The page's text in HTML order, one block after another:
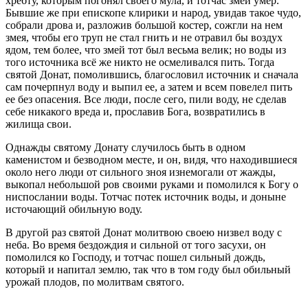
Бывшие же при епископе клирики и народ, увидав такое чудо,
собрали дрова и, разложив большой костер, сожгли на нем
змея, чтобы его труп не стал гнить и не отравил бы воздух
ядом, тем более, что змей тот был весьма велик; но воды из
того источника всё же никто не осмеливался пить. Тогда
святой Донат, помолившись, благословил источник и сначала
сам почерпнул воду и выпил ее, а затем и всем повелел пить
ее без опасения. Все люди, после сего, пили воду, не сделав
себе никакого вреда и, прославив Бога, возвратились в
жилища свои.
Однажды святому Донату случилось быть в одном
каменистом и безводном месте, и он, видя, что находившиеся
около него люди от сильного зноя изнемогали от жажды,
выкопал небольшой ров своими руками и помолился к Богу о
ниспослании воды. Тотчас потек источник воды, и доныне
источающий обильную воду.
В другой раз святой Донат молитвою своею низвел воду с
неба. Во время бездождия и сильной от того засухи, он
помолился ко Господу, и тотчас пошел сильный дождь,
который и напитал землю, так что в том году был обильный
урожай плодов, по молитвам святого.